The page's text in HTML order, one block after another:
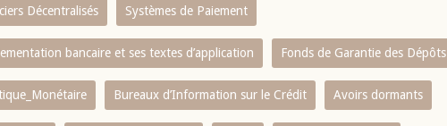
Décentralisés Systèmes de Paiement
bancaire et ses textes d’application Fonds de Garantie des Dépôts
Bureaux d’Information sur le Crédit Avoirs dormants